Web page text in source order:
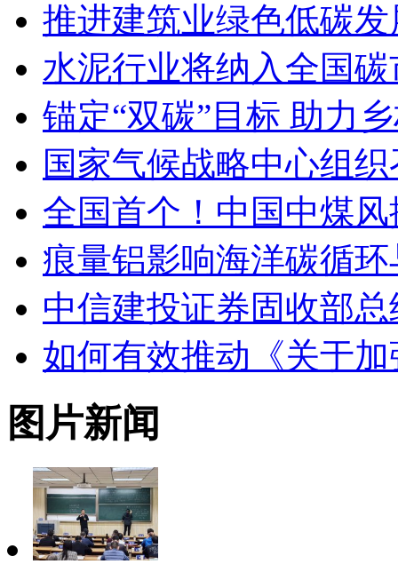
推进建筑业绿色低碳发
水泥行业将纳入全国
锚定“双碳”目标 助力
国家气候战略中心组
全国首个！中国中煤
痕量铝影响海洋碳循
中信建投证券固收部
如何有效推动《关于
图片新闻